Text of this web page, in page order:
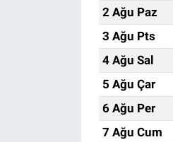
2 Ağu Paz
3 Ağu Pts
4 Ağu Sal
5 Ağu Çar
6 Ağu Per
7 Ağu Cum